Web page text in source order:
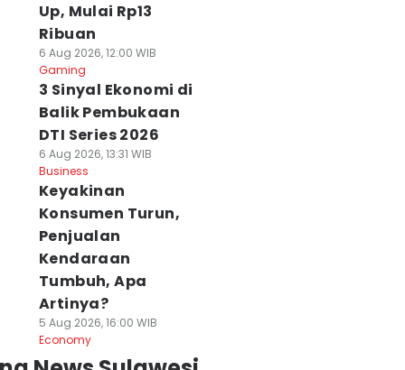
Up, Mulai Rp13
Ribuan
6 Aug 2026, 12:00 WIB
Gaming
3 Sinyal Ekonomi di
Balik Pembukaan
DTI Series 2026
6 Aug 2026, 13:31 WIB
Business
Keyakinan
Konsumen Turun,
Penjualan
Kendaraan
Tumbuh, Apa
Artinya?
5 Aug 2026, 16:00 WIB
Economy